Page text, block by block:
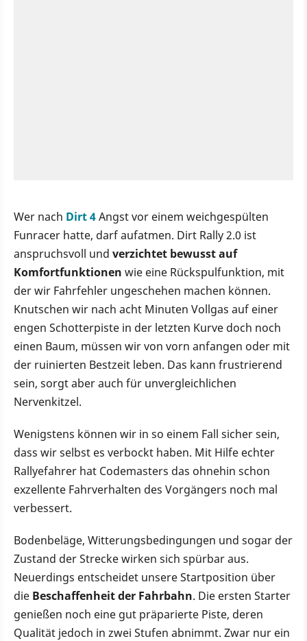
Wer nach Dirt 4Angst vor einem weichgespülten
Funracer hatte, darf aufatmen. Dirt Rally 2.0 ist
anspruchsvoll und verzichtet bewusst auf
Komfortfunktionen wie eine Rückspulfunktion, mit
der wir Fahrfehler ungeschehen machen können.
Knutschen wir nach acht Minuten Vollgas auf einer
engen Schotterpiste in der letzten Kurve doch noch
einen Baum, müssen wir von vorn anfangen oder mit
der ruinierten Bestzeit leben. Das kann frustrierend
sein, sorgt aber auch für unvergleichlichen
Nervenkitzel.
Wenigstens können wir in so einem Fall sicher sein,
dass wir selbst es verbockt haben. Mit Hilfe echter
Rallyefahrer hat Codemasters das ohnehin schon
exzellente Fahrverhalten des Vorgängers noch mal
verbessert.
Bodenbeläge, Witterungsbedingungen und sogar der
Zustand der Strecke wirken sich spürbar aus.
Neuerdings entscheidet unsere Startposition über
die Beschaffenheit der Fahrbahn. Die ersten Starter
genießen noch eine gut präparierte Piste, deren
Qualität jedoch in zwei Stufen abnimmt. Zwar nur ein